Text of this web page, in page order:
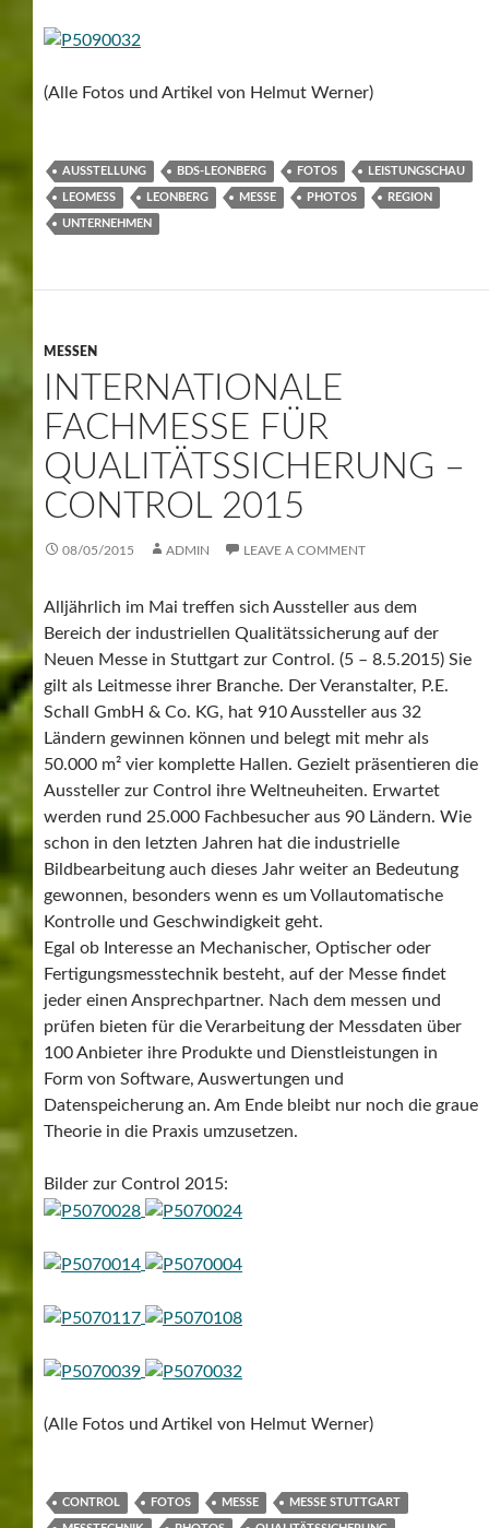
(Alle Fotos und Artikel von Helmut Werner)
AUSSTELLUNG BDS-LEONBERG FOTOS LEISTUNGSCHAU
LEOMESS LEONBERG MESSE PHOTOS REGION
UNTERNEHMEN
MESSEN
INTERNATIONALE
FACHMESSE FÜR
QUALITÄTSSICHERUNG –
CONTROL 2015
08/05/2015 ADMIN LEAVE A COMMENT
Alljährlich im Mai treffen sich Aussteller aus dem
Bereich der industriellen Qualitätssicherung auf der
Neuen Messe in Stuttgart zur Control. (5 – 8.5.2015) Sie
gilt als Leitmesse ihrer Branche. Der Veranstalter, P.E.
Schall GmbH & Co. KG, hat 910 Aussteller aus 32
Ländern gewinnen können und belegt mit mehr als
50.000 m² vier komplette Hallen. Gezielt präsentieren die
Aussteller zur Control ihre Weltneuheiten. Erwartet
werden rund 25.000 Fachbesucher aus 90 Ländern. Wie
schon in den letzten Jahren hat die industrielle
Bildbearbeitung auch dieses Jahr weiter an Bedeutung
gewonnen, besonders wenn es um Vollautomatische
Kontrolle und Geschwindigkeit geht.
Egal ob Interesse an Mechanischer, Optischer oder
Fertigungsmesstechnik besteht, auf der Messe findet
jeder einen Ansprechpartner. Nach dem messen und
prüfen bieten für die Verarbeitung der Messdaten über
100 Anbieter ihre Produkte und Dienstleistungen in
Form von Software, Auswertungen und
Datenspeicherung an. Am Ende bleibt nur noch die graue
Theorie in die Praxis umzusetzen.
Bilder zur Control 2015:
(Alle Fotos und Artikel von Helmut Werner)
CONTROL FOTOS MESSE MESSE STUTTGART